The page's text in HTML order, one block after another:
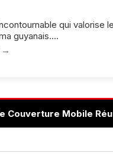
qui valorise
guyanais....
→
Couverture Mobile